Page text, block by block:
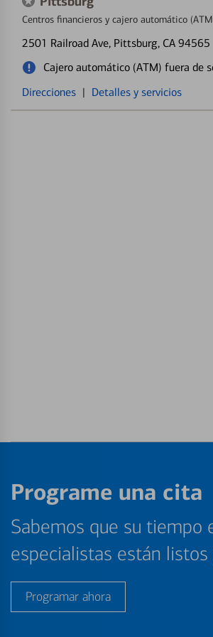
Centros financieros y cajero automático
2501 Railroad Ave, Pittsburg, CA 94565
Cajero automático (ATM) fuera de
Direcciones | Detalles y servicios
Programe una cita
Sabemos que su tiempo
especialistas están
Programar ahora